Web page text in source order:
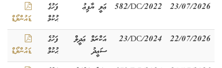
23/07/2026
582/DC/2022 ޢަލީ ޔާފިޢު
ފަހުގެ
ޙުކުމް
ޑައުންލޯޑް
22/07/2026
23/DC/2024
އަކްރަމް ޢަދީލް
ސަޢީދު
ފަހުގެ
ޙުކުމް
ޑައުންލޯޑް